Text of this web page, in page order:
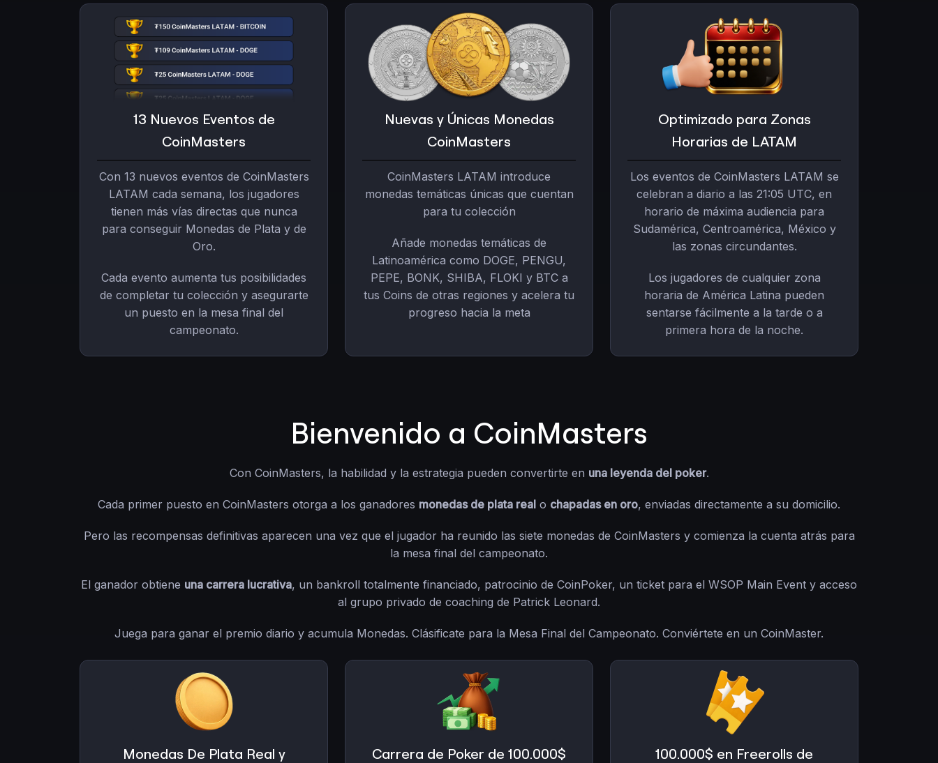
13 Nuevos Eventos de
CoinMasters
Con 13 nuevos eventos de CoinMasters
LATAM cada semana, los jugadores
tienen más vías directas que nunca
para conseguir Monedas de Plata y de
Oro.
Cada evento aumenta tus posibilidades
de completar tu colección y asegurarte
un puesto en la mesa final del
campeonato.
Nuevas y Únicas Monedas
CoinMasters
CoinMasters LATAM introduce
monedas temáticas únicas que cuentan
para tu colección
Añade monedas temáticas de
Latinoamérica como DOGE, PENGU,
PEPE, BONK, SHIBA, FLOKI y BTC a
tus Coins de otras regiones y acelera tu
progreso hacia la meta
Optimizado para Zonas
Horarias de LATAM
Los eventos de CoinMasters LATAM se
celebran a diario a las 21:05 UTC, en
horario de máxima audiencia para
Sudamérica, Centroamérica, México y
las zonas circundantes.
Los jugadores de cualquier zona
horaria de América Latina pueden
sentarse fácilmente a la tarde o a
primera hora de la noche.
Bienvenido a CoinMasters
Con CoinMasters, la habilidad y la estrategia pueden convertirte en una leyenda del poker.
Cada primer puesto en CoinMasters otorga a los ganadores monedas de plata real o chapadas en oro, enviadas directamente a su domicilio.
Pero las recompensas definitivas aparecen una vez que el jugador ha reunido las siete monedas de CoinMasters y comienza la cuenta atrás para
la mesa final del campeonato.
El ganador obtiene una carrera lucrativa, un bankroll totalmente financiado, patrocinio de CoinPoker, un ticket para el WSOP Main Event y acceso
al grupo privado de coaching de Patrick Leonard.
Juega para ganar el premio diario y acumula Monedas. Clásificate para la Mesa Final del Campeonato. Conviértete en un CoinMaster.
Monedas De Plata Real y
Carrera de Poker de 100.000$
100.000$ en Freerolls de